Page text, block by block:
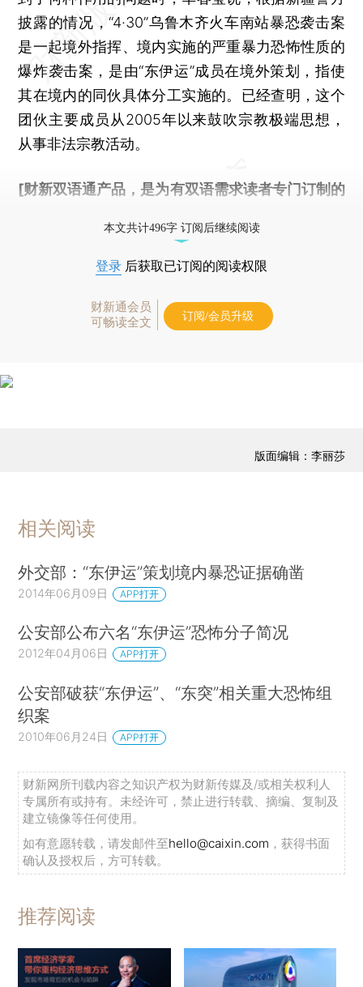
披露的情况，“4·30”乌鲁木齐火车南站暴恐袭击案
是一起境外指挥、境内实施的严重暴力恐怖性质的
爆炸袭击案，是由“东伊运”成员在境外策划，指使
其在境内的同伙具体分工实施的。已经查明，这个
团伙主要成员从2005年以来鼓吹宗教极端思想，
从事非法宗教活动。
[财新双语通产品，是为有双语需求读者专门订制的
本文共计496字 订阅后继续阅读
登录 后获取已订阅的阅读权限
财新通会员
可畅读全文
订阅/会员升级
版面编辑：李丽莎
相关阅读
外交部：“东伊运”策划境内暴恐证据确凿
2014年06月09日 APP打开
公安部公布六名“东伊运”恐怖分子简况
2012年04月06日 APP打开
公安部破获“东伊运”、“东突”相关重大恐怖组
织案
2010年06月24日 APP打开
财新网所刊载内容之知识产权为财新传媒及/或相关权利人
专属所有或持有。未经许可，禁止进行转载、摘编、复制及
建立镜像等任何使用。
如有意愿转载，请发邮件至hello@caixin.com ，获得书面
确认及授权后，方可转载。
推荐阅读